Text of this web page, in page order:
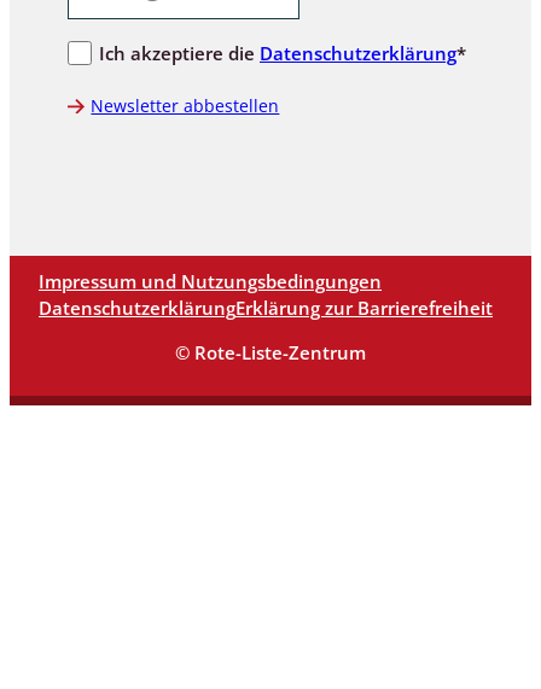
Ich akzeptiere die Datenschutzerklärung*
Newsletter abbestellen
Impressum und Nutzungsbedingungen
DatenschutzerklärungErklärung zur Barrierefreiheit
© Rote-Liste-Zentrum